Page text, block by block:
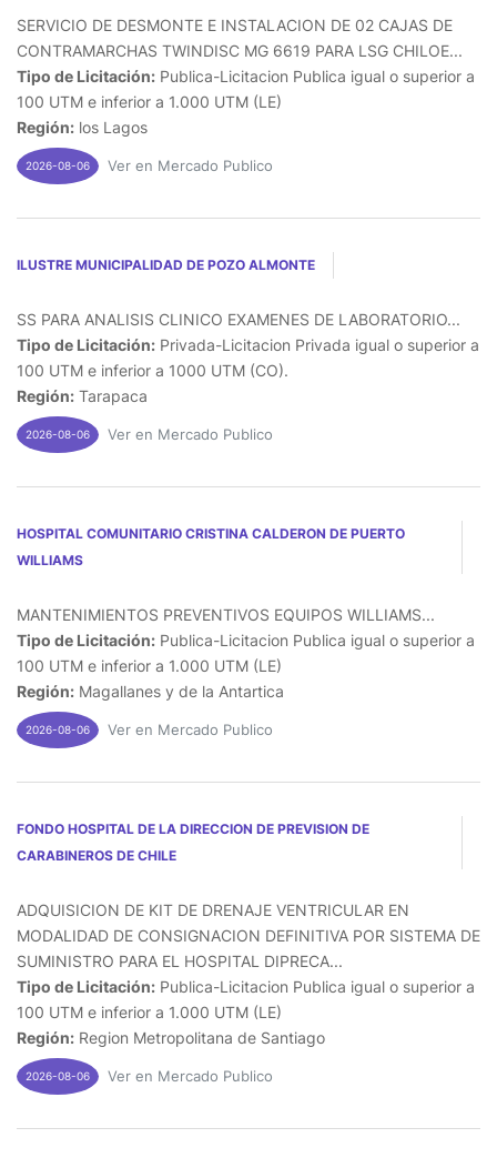
SERVICIO DE DESMONTE E INSTALACION DE 02 CAJAS DE
CONTRAMARCHAS TWINDISC MG 6619 PARA LSG CHILOE...
Tipo de Licitación: Publica-Licitacion Publica igual o superior a
100 UTM e inferior a 1.000 UTM (LE)
Región: los Lagos
2026-08-06 Ver en Mercado Publico
ILUSTRE MUNICIPALIDAD DE POZO ALMONTE
SS PARA ANALISIS CLINICO EXAMENES DE LABORATORIO...
Tipo de Licitación: Privada-Licitacion Privada igual o superior a
100 UTM e inferior a 1000 UTM (CO).
Región: Tarapaca
2026-08-06 Ver en Mercado Publico
HOSPITAL COMUNITARIO CRISTINA CALDERON DE PUERTO
WILLIAMS
MANTENIMIENTOS PREVENTIVOS EQUIPOS WILLIAMS...
Tipo de Licitación: Publica-Licitacion Publica igual o superior a
100 UTM e inferior a 1.000 UTM (LE)
Región: Magallanes y de la Antartica
2026-08-06 Ver en Mercado Publico
FONDO HOSPITAL DE LA DIRECCION DE PREVISION DE
CARABINEROS DE CHILE
ADQUISICION DE KIT DE DRENAJE VENTRICULAR EN
MODALIDAD DE CONSIGNACION DEFINITIVA POR SISTEMA DE
SUMINISTRO PARA EL HOSPITAL DIPRECA...
Tipo de Licitación: Publica-Licitacion Publica igual o superior a
100 UTM e inferior a 1.000 UTM (LE)
Región: Region Metropolitana de Santiago
2026-08-06 Ver en Mercado Publico